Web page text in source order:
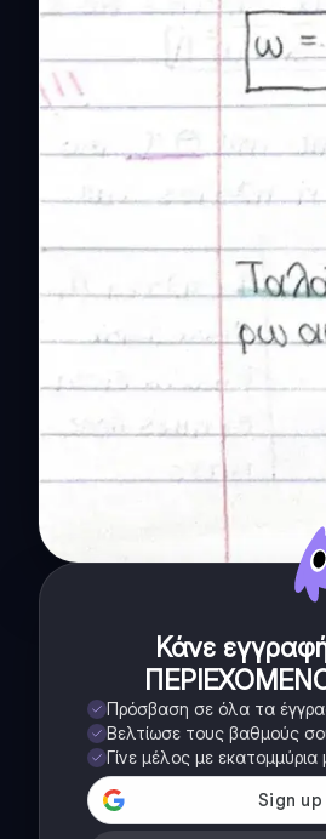
Κάνε
Πρόσβαση σε όλα τα
Βελτίωσε τους βαθμούς
Γίνε μέλος με